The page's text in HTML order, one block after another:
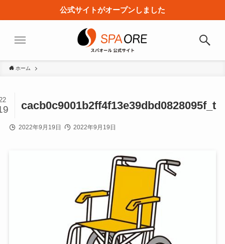
公式サイトがオープンしました
ホーム
cacb0c9001b2ff4f13e39dbd0828095f_t
2022年9月19日 2022年9月19日